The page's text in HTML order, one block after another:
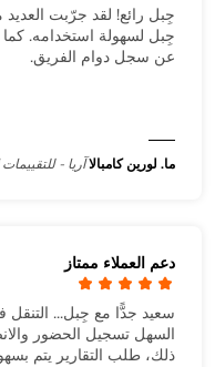
جِبل رائع! لقد جرّبت
جِبل لسهولة استخدامه.
عن سجل دوام الفريق.
ما. لورين كامبالاآريا -
دعم العملاء ممتاز
سعيد جدًّا مع جِبل... التنقل
السهل تسجيل الحضور
ذلك، طلب التقارير يتم